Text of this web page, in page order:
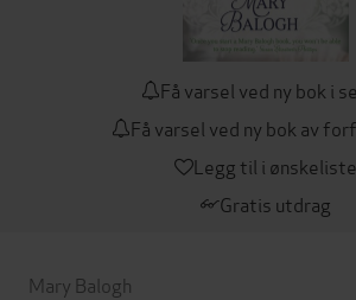
Få varsel ved ny bok i
Få varsel ved ny bok av
Legg til i ønskeliste
Gratis utdrag
Mary Balogh